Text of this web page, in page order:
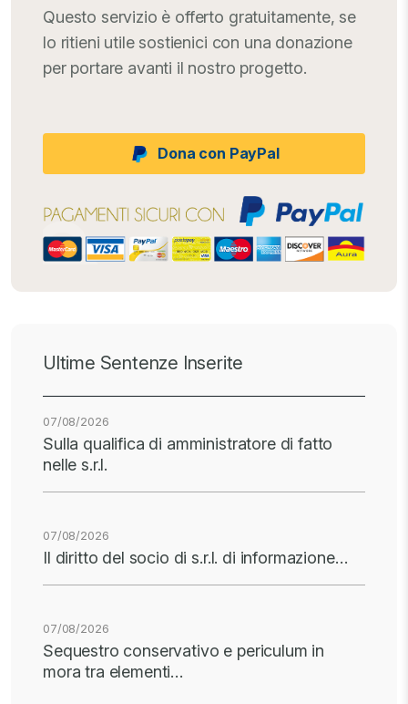
Questo servizio è offerto gratuitamente, se
lo ritieni utile sostienici con una donazione
per portare avanti il nostro progetto.
Dona con PayPal
Ultime Sentenze Inserite
07/08/2026
Sulla qualifica di amministratore di fatto
nelle s.r.l.
07/08/2026
Il diritto del socio di s.r.l. di informazione…
07/08/2026
Sequestro conservativo e periculum in
mora tra elementi…